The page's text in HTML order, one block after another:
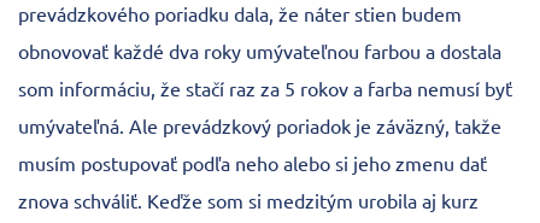
prevádzkového poriadku dala, že náter stien budem
obnovovať každé dva roky umývateľnou farbou a dostala
som informáciu, že stačí raz za 5 rokov a farba nemusí byť
umývateľná. Ale prevádzkový poriadok je záväzný, takže
musím postupovať podľa neho alebo si jeho zmenu dať
znova schváliť. Keďže som si medzitým urobila aj kurz